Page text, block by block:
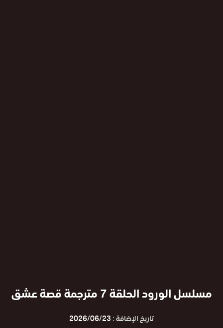
مسلسل الورود الحلقة 7 مترجمة قصة عشق
تاريخ الإضافة :2026/06/23